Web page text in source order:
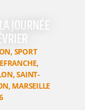
JOURNÉE
, SPORT
,
,SAINT-
, MARSEILLE